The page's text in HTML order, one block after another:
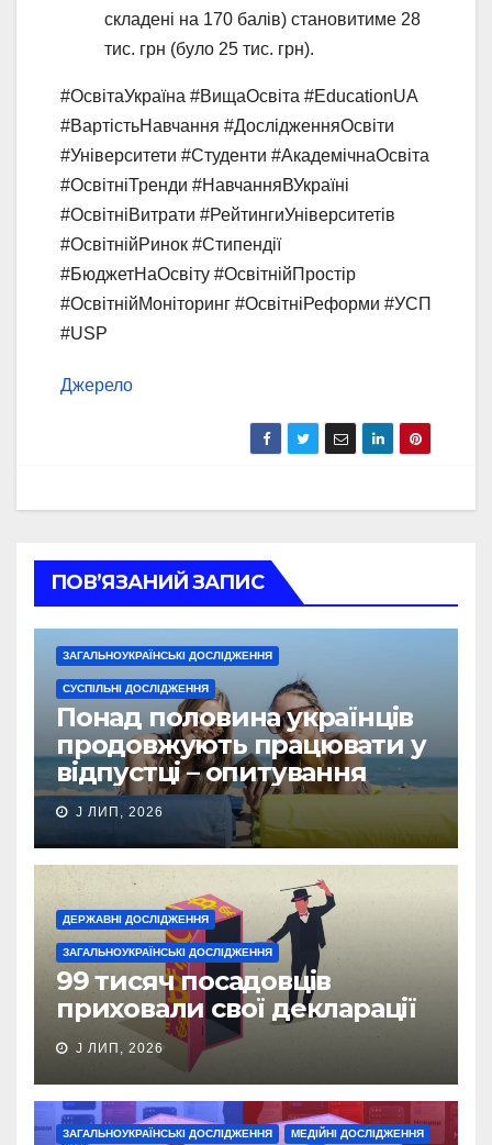
складені на 170 балів) становитиме 28
тис. грн (було 25 тис. грн).
#ОсвітаУкраїна #ВищаОсвіта #EducationUA
#ВартістьНавчання #ДослідженняОсвіти
#Університети #Студенти #АкадемічнаОсвіта
#ОсвітніТренди #НавчанняВУкраїні
#ОсвітніВитрати #РейтингиУніверситетів
#ОсвітнійРинок #Стипендії
#БюджетНаОсвіту #ОсвітнійПростір
#ОсвітнійМоніторинг #ОсвітніРеформи #УСП
#USP
Джерело
ПОВ’ЯЗАНИЙ ЗАПИС
ЗАГАЛЬНОУКРАЇНСЬКІ ДОСЛІДЖЕННЯ
СУСПІЛЬНІ ДОСЛІДЖЕННЯ
Понад половина українців
продовжують працювати у
відпустці – опитування
J ЛИП, 2026
ДЕРЖАВНІ ДОСЛІДЖЕННЯ
ЗАГАЛЬНОУКРАЇНСЬКІ ДОСЛІДЖЕННЯ
99 тисяч посадовців
приховали свої декларації
J ЛИП, 2026
ЗАГАЛЬНОУКРАЇНСЬКІ ДОСЛІДЖЕННЯ МЕДІЙНІ ДОСЛІДЖЕННЯ